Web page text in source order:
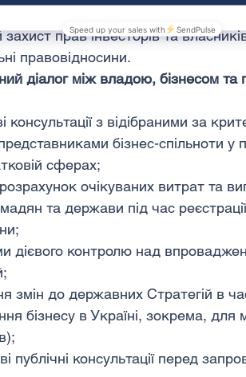
судочинство;
прав інвесторів та
правовідносини.
діалог між владою, бізнесом та
консультації з відібраними за
бізнес-спільноти у
сферах;
очікуваних витрат та
та держави під час
дієвого контролю над
змін до державних Стратегій в
бізнесу в Україні, зокрема, для
публічні консультації перед